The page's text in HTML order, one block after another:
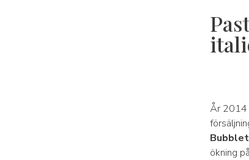
År 2014
ökning